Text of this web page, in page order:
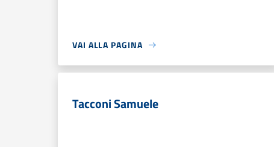
VAI ALLA PAGINA
Tacconi Samuele